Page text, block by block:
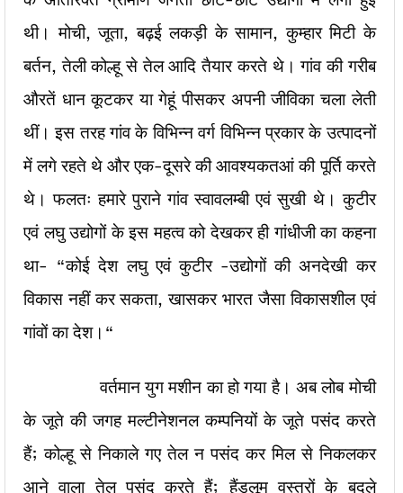
थी। मोची, जूता, बढ़ई लकड़ी के सामान, कुम्हार मिटी के
बर्तन, तेली कोल्हू से तेल आदि तैयार करते थे। गांव की गरीब
औरतें धान कूटकर या गेहूं पीसकर अपनी जीविका चला लेती
थीं। इस तरह गांव के विभिन्न वर्ग विभिन्न प्रकार के उत्पादनों
में लगे रहते थे और एक-दूसरे की आवश्यकतआं की पूर्ति करते
थे। फलतः हमारे पुराने गांव स्वावलम्बी एवं सुखी थे। कुटीर
एवं लघु उद्योगों के इस महत्व को देखकर ही गांधीजी का कहना
था- “कोई देश लघु एवं कुटीर -उद्योगों की अनदेखी कर
विकास नहीं कर सकता, खासकर भारत जैसा विकासशील एवं
गांवों का देश।“
वर्तमान युग मशीन का हो गया है। अब लोब मोची
के जूते की जगह मल्टीनेशनल कम्पनियों के जूते पसंद करते
हैं; कोल्हू से निकाले गए तेल न पसंद कर मिल से निकलकर
आने वाला तेल पसंद करते हैं; हैंडलूम वस्त्रों के बदले